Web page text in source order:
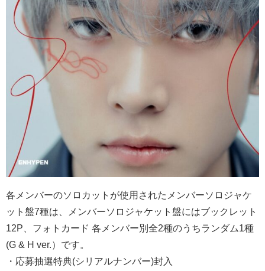
各メンバーのソロカットが使用されたメンバーソロジャケ
ット盤7種は、メンバーソロジャケット盤にはブックレット
12P、フォトカード 各メンバー別全2種のうちランダム1種
(G & H ver.）です。
・応募抽選特典(シリアルナンバー)封入